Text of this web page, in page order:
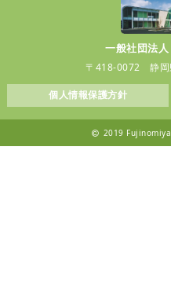
一般社団法
〒418-0072 静岡
個人情報保護方針
2019